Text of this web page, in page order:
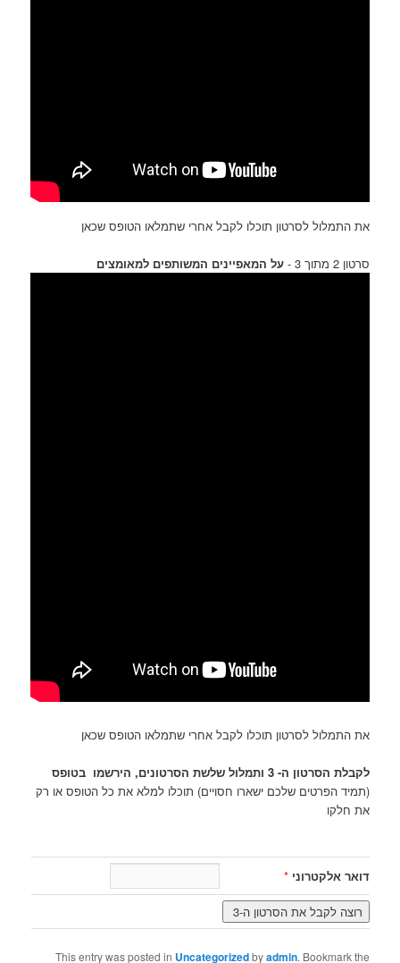
את התמלול לסרטון תוכלו לקבל אחרי שתמלאו הטופס שכאן
סרטון 2 מתוך 3 - על המאפיינים המשותפים למאומצים
את התמלול לסרטון תוכלו לקבל אחרי שתמלאו הטופס שכאן
לקבלת הסרטון ה- 3 ותמלול שלשת הסרטונים, הירשמו בטופס
(תמיד הפרטים שלכם ישארו חסויים) תוכלו למלא את כל הטופס או רק
את חלקו
דואר אלקטרוני *
This entry was posted inUncategorizedbyadmin . Bookmark the